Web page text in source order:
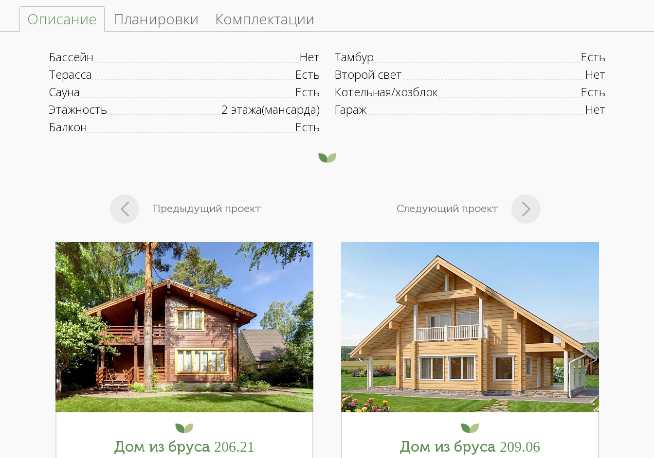
Описание Планировки Комплектации
Бассейн
Нет
Терасса
Есть
Сауна
Есть
Этажность
2 этажа(мансарда)
Балкон
Есть
Тамбур
Есть
Второй свет
Нет
Котельная/хозблок
Есть
Гараж
Нет
Предыдущий проект
Дом из бруса 206.21
Следующий проект
Дом из бруса 209.06